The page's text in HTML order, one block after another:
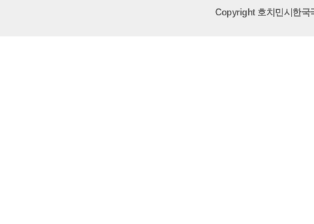
Copyright 호치민시한국